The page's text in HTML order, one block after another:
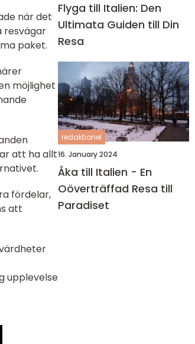
när det
resvägar
paket.
möjlighet
att ha allt
fördelar,
att
upplevelse
Flyga till Italien: Den
Ultimata Guiden till Din
Resa
redaktionel
16. January 2024
Åka till Italien - En
Oöverträffad Resa till
Paradiset